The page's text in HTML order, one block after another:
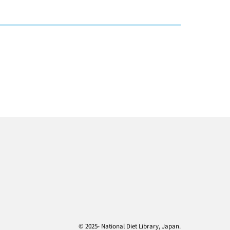
© 2025- National Diet Library, Japan.